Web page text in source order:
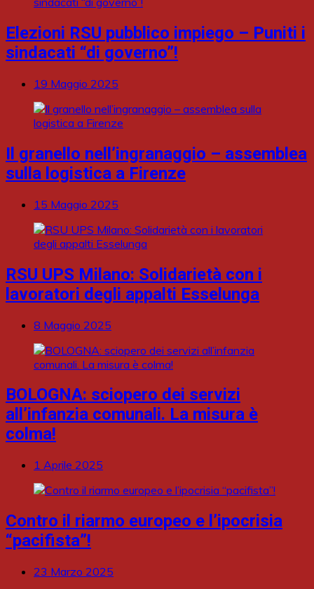
Elezioni RSU pubblico impiego – Puniti i
sindacati “di governo”!
19 Maggio 2025
Il granello nell’ingranaggio – assemblea
sulla logistica a Firenze
15 Maggio 2025
RSU UPS Milano: Solidarietà con i
lavoratori degli appalti Esselunga
8 Maggio 2025
BOLOGNA: sciopero dei servizi
all’infanzia comunali. La misura è
colma!
1 Aprile 2025
Contro il riarmo europeo e l’ipocrisia
“pacifista”!
23 Marzo 2025